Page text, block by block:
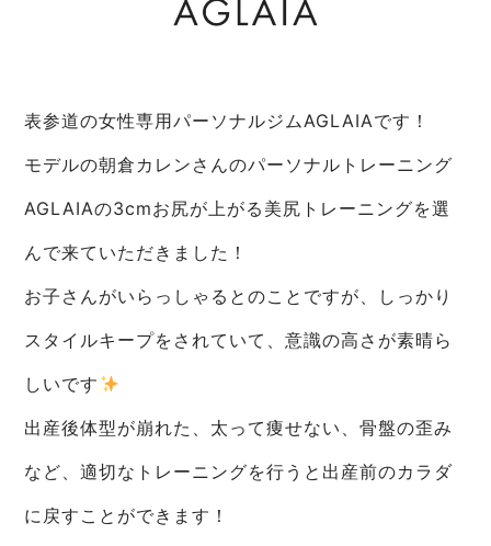
表参道の女性専用パーソナルジムAGLAIAです！
モデルの朝倉カレンさんのパーソナルトレーニング
AGLAIAの3cmお尻が上がる美尻トレーニングを選
んで来ていただきました！
お子さんがいらっしゃるとのことですが、しっかり
スタイルキープをされていて、意識の高さが素晴ら
しいです
出産後体型が崩れた、太って痩せない、骨盤の歪み
など、適切なトレーニングを行うと出産前のカラダ
に戻すことができます！